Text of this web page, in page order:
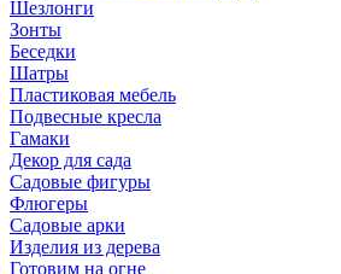
Шезлонги
Зонты
Беседки
Шатры
Пластиковая мебель
Подвесные кресла
Гамаки
Декор для сада
Садовые фигуры
Флюгеры
Садовые арки
Изделия из дерева
Готовим на огне